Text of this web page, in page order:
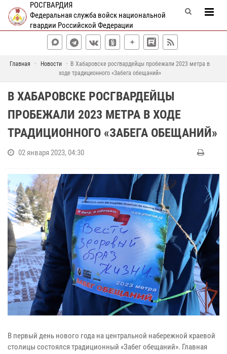
РОСГВАРДИЯ
Федеральная служба войск национальной
гвардии Российской Федерации
Главная Новости
В Хабаровске росгвардейцы пробежали 2023 метра в
ходе традиционного «Забега обещаний»
В ХАБАРОВСКЕ РОСГВАРДЕЙЦЫ
ПРОБЕЖАЛИ 2023 МЕТРА В ХОДЕ
ТРАДИЦИОННОГО «ЗАБЕГА ОБЕЩАНИЙ»
02 января 2023, 04:30
В первый день нового года на центральной набережной краевой
столицы состоялся традиционный «Забег обещаний». Главная